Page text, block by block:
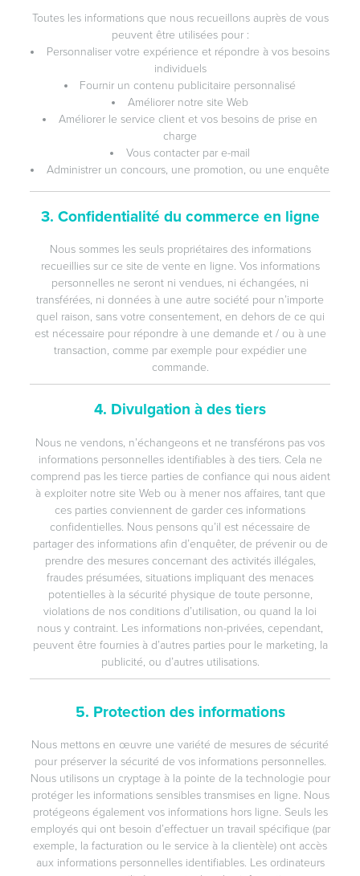
Toutes les informations que nous recueillons auprès de vous
peuvent être utilisées pour :
Personnaliser votre expérience et répondre à vos besoins
individuels
Fournir un contenu publicitaire personnalisé
Améliorer notre site Web
Améliorer le service client et vos besoins de prise en
charge
Vous contacter par e-mail
Administrer un concours, une promotion, ou une enquête
3. Confidentialité du commerce en ligne
Nous sommes les seuls propriétaires des informations
recueillies sur ce site de vente en ligne. Vos informations
personnelles ne seront ni vendues, ni échangées, ni
transférées, ni données à une autre société pour n’importe
quel raison, sans votre consentement, en dehors de ce qui
est nécessaire pour répondre à une demande et / ou à une
transaction, comme par exemple pour expédier une
commande.
4. Divulgation à des tiers
Nous ne vendons, n’échangeons et ne transférons pas vos
informations personnelles identifiables à des tiers. Cela ne
comprend pas les tierce parties de confiance qui nous aident
à exploiter notre site Web ou à mener nos affaires, tant que
ces parties conviennent de garder ces informations
confidentielles. Nous pensons qu’il est nécessaire de
partager des informations afin d’enquêter, de prévenir ou de
prendre des mesures concernant des activités illégales,
fraudes présumées, situations impliquant des menaces
potentielles à la sécurité physique de toute personne,
violations de nos conditions d’utilisation, ou quand la loi
nous y contraint. Les informations non-privées, cependant,
peuvent être fournies à d’autres parties pour le marketing, la
publicité, ou d’autres utilisations.
5. Protection des informations
Nous mettons en œuvre une variété de mesures de sécurité
pour préserver la sécurité de vos informations personnelles.
Nous utilisons un cryptage à la pointe de la technologie pour
protéger les informations sensibles transmises en ligne. Nous
protégeons également vos informations hors ligne. Seuls les
employés qui ont besoin d’effectuer un travail spécifique (par
exemple, la facturation ou le service à la clientèle) ont accès
aux informations personnelles identifiables. Les ordinateurs